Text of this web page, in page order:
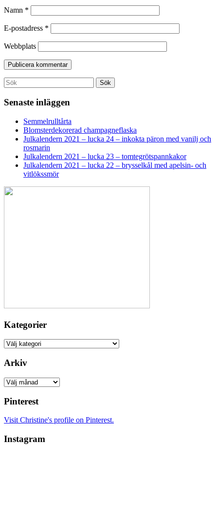
Namn *
E-postadress *
Webbplats
Search
for:
Sök
Senaste inläggen
Semmelrulltårta
Blomsterdekorerad champagneflaska
Julkalendern 2021 – lucka 24 – inkokta päron med vanilj och
rosmarin
Julkalendern 2021 – lucka 23 – tomtegrötspannkakor
Julkalendern 2021 – lucka 22 – brysselkål med apelsin- och
vitlökssmör
Kategorier
Kategorier
Arkiv
Arkiv
Pinterest
Visit Christine's profile on Pinterest.
Instagram